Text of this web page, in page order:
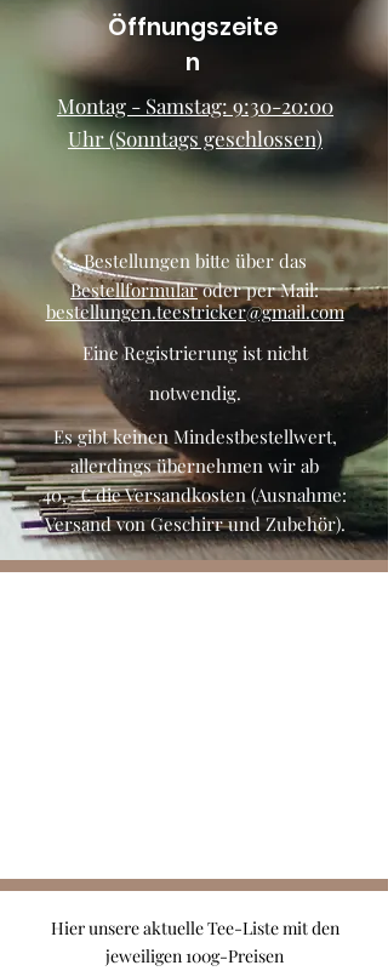
Öffnungszeite
n
Montag - Samstag: 9:30-20:00
Uhr (Sonntags geschlossen)
Bestellungen bitte über das
Bestellformularoder per Mail:
bestellungen.teestricker@gmail.com
Eine Registrierung ist nicht
notwendig.​
Es gibt keinen Mindestbestellwert,
allerdings übernehmen wir ab
40,- € die Versandkosten (Ausnahme:
Versand von Geschirr und Zubehör).
Hier unsere aktuelle Tee-Liste mit den
jeweiligen 100g-Preisen